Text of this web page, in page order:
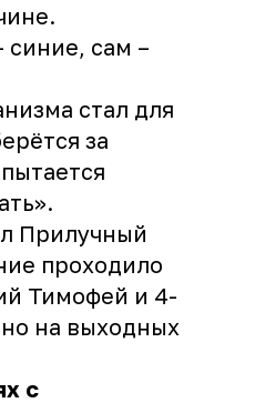
синие, сам –
стал для
за
Прилучный
проходило
Тимофей и 4-
, но на выходных
с